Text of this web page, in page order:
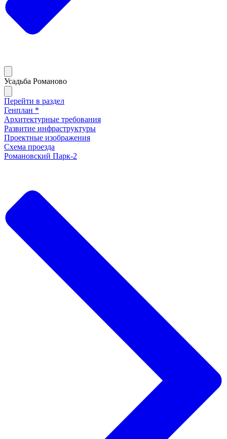
Усадьба Романово
Перейти в раздел
Генплан *
Архитектурные требования
Развитие инфраструктуры
Проектные изображения
Схема проезда
Романовский Парк-2